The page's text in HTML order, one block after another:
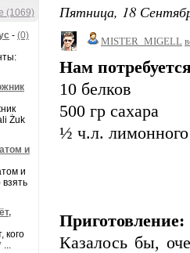
(1069)
- (0)
Żuk
и
и
кого
...
Пятница, 18
MISTER_MIGELL
Нам
10 белков
500 гр сахара
½ ч.л. лимонного
Приготовление:
Казалось бы,